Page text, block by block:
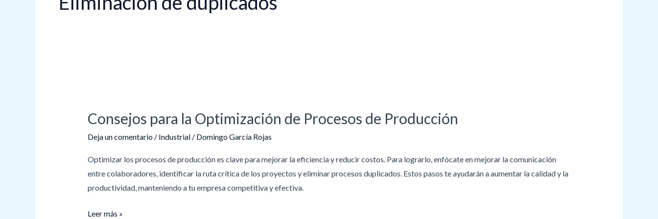
Consejos para la Optimización de Procesos de Producción
Deja un comentario / Industrial/ Domingo García Rojas
Optimizar los procesos de producción es clave para mejorar la eficiencia y reducir costos. Para lograrlo, enfócate en mejorar la comunicación
entre colaboradores, identificar la ruta crítica de los proyectos y eliminar procesos duplicados. Estos pasos te ayudarán a aumentar la calidad y la
productividad, manteniendo a tu empresa competitiva y efectiva.
la
Optimización
Procesos
de
Producción
Leer más »